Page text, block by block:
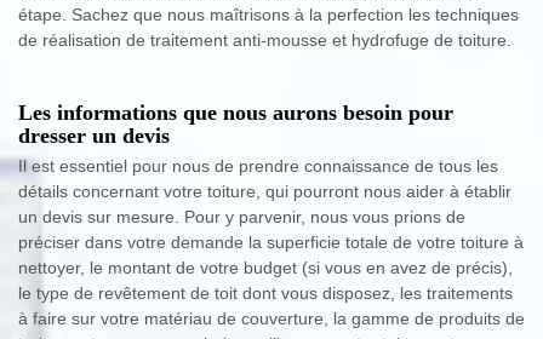
étape. Sachez que nous maîtrisons à la perfection les techniques
de réalisation de traitement anti-mousse et hydrofuge de toiture.
Les informations que nous aurons besoin pour
dresser un devis
Il est essentiel pour nous de prendre connaissance de tous les
détails concernant votre toiture, qui pourront nous aider à établir
un devis sur mesure. Pour y parvenir, nous vous prions de
préciser dans votre demande la superficie totale de votre toiture à
nettoyer, le montant de votre budget (si vous en avez de précis),
le type de revêtement de toit dont vous disposez, les traitements
à faire sur votre matériau de couverture, la gamme de produits de